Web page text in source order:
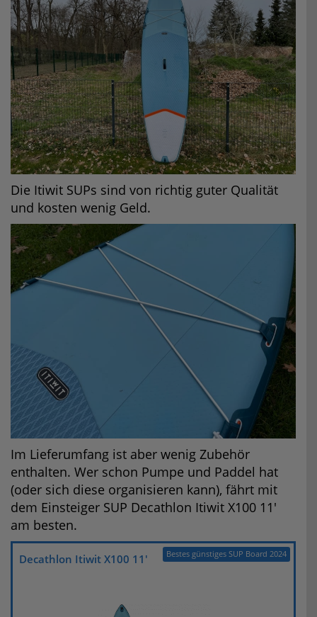
Die Itiwit SUPs sind von richtig guter Qualität
und kosten wenig Geld.
Im Lieferumfang ist aber wenig Zubehör
enthalten. Wer schon Pumpe und Paddel hat
(oder sich diese organisieren kann), fährt mit
dem Einsteiger SUP Decathlon Itiwit X100 11′
am besten.
Bestes günstiges SUP Board 2024
Decathlon Itiwit X100 11′